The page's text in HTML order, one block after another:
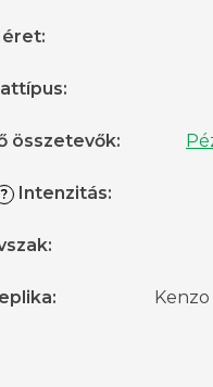
:
:
összetevők:
? Intenzitás:
:
: